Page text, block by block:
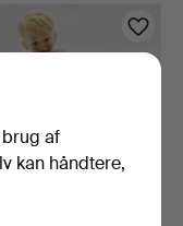
af
kan håndtere,